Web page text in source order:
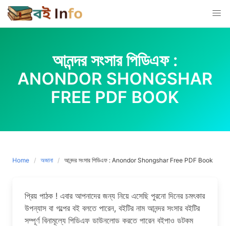
Skip
to
content
আনন্দর সংসার পিডিএফ :
ANONDOR SHONGSHAR
FREE PDF BOOK
Home অজানা আনন্দর সংসার পিডিএফ : Anondor Shongshar Free PDF Book
প্রিয় পাঠক ! এবার আপনাদের জন্য নিয়ে এসেছি পুরনো দিনের চমৎকার
উপন্যাস বা গল্পের বই বলতে পারেন, বইটির নাম আনন্দর সংসার বইটির
সম্পূর্ণ বিনামূল্যে পিডিএফ ডাউনলোড করতে পারেন বইপাও ডটকম